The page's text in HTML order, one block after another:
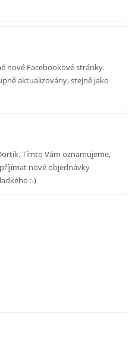
nové Facebookové stránky.
aktualizovány, stejně jako
Tímto Vám oznamujeme,
nové objednávky
:-)